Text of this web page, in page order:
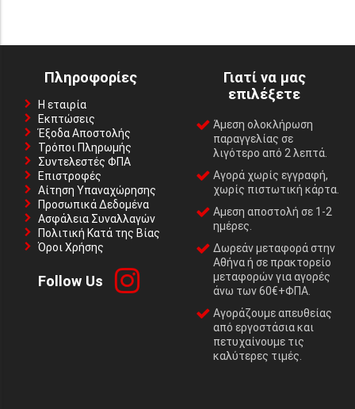
Πληροφορίες
Η εταιρία
Εκπτώσεις
Έξοδα Αποστολής
Τρόποι Πληρωμής
Συντελεστές ΦΠΑ
Επιστροφές
Αίτηση Υπαναχώρησης
Προσωπικά Δεδομένα
Ασφάλεια Συναλλαγών
Πολιτική Κατά της Βίας
Όροι Χρήσης
Follow Us
Γιατί να μας
επιλέξετε
Άμεση ολοκλήρωση
παραγγελίας σε
λιγότερο από 2 λεπτά.
Αγορά χωρίς εγγραφή,
χωρίς πιστωτική κάρτα.
Αμεση αποστολή σε 1-2
ημέρες.
Δωρεάν μεταφορά στην
Αθήνα ή σε πρακτορείο
μεταφορών για αγορές
άνω των 60€+ΦΠΑ.
Αγοράζουμε απευθείας
από εργοστάσια και
πετυχαίνουμε τις
καλύτερες τιμές.